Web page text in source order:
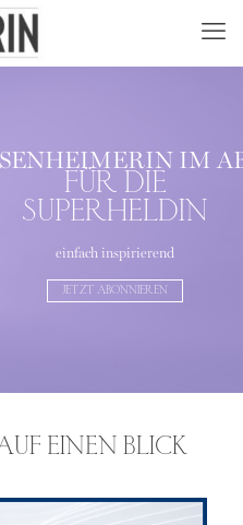
IM
FÜR DIE
SUPERHELDIN
einfach inspirierend
JETZT ABONNIEREN
EINEN BLICK